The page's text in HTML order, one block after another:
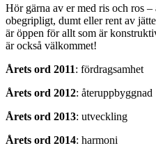
Hör gärna av er med ris och ros
obegripligt, dumt eller rent av
är öppen för allt som är
är också välkommet!
Årets ord 2011: fördragsamhet
Årets ord 2012: återuppbyggnad
Årets ord 2013: utveckling
Årets ord 2014: harmoni